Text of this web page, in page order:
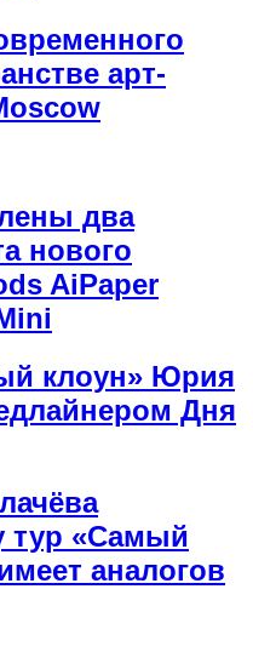
арт-
два
нового
AiPaper
клоун» Юрия
Дня
тур «Самый
аналогов